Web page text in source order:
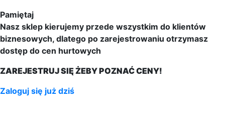
Pamiętaj
Nasz sklep kierujemy przede wszystkim do klientów
biznesowych, dlatego po zarejestrowaniu otrzymasz
dostęp do cen hurtowych
ZAREJESTRUJ SIĘ ŻEBY POZNAĆ CENY!
Zaloguj się już dziś